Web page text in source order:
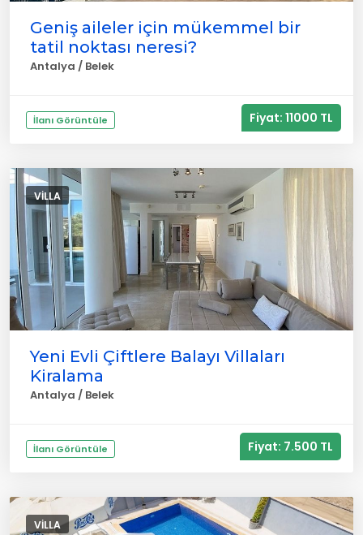
Geniş aileler için mükemmel bir
tatil noktası neresi?
Antalya / Belek
İlanı Görüntüle Fiyat: 11000 TL
VILLA
Yeni Evli Çiftlere Balayı Villaları
Kiralama
Antalya / Belek
İlanı Görüntüle Fiyat: 7.500 TL
VILLA